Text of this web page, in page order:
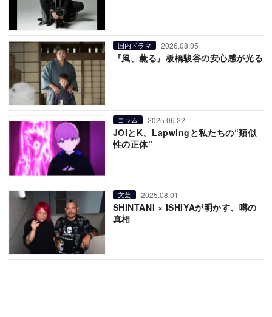
国内ドラマ 2026.08.05
『風、薫る』板橋駿谷の安心感が光る
コラム 2025.06.22
JOIとK、Lapwingと私たちの“類似
性の正体”
文芸 2025.08.01
SHINTANI × ISHIYAが明かす、噂の
真相